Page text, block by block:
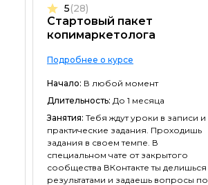
Стартовый пакет
копимаркетолога
5(28)
Подробнее о курсе
Начало: В любой момент
Длительность: До 1 месяца
Занятия: Тебя ждут уроки в записи и
практические задания. Проходишь
задания в своем темпе. В
специальном чате от закрытого
сообщества ВКонтакте ты делишься
результатами и задаешь вопросы по